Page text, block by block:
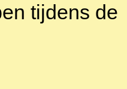
tijdens de